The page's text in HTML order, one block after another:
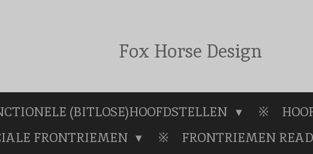
Fox Horse Design
(BITLOSE)HOOFDSTELLEN
FRONTRIEMEN FRONTRIEMEN